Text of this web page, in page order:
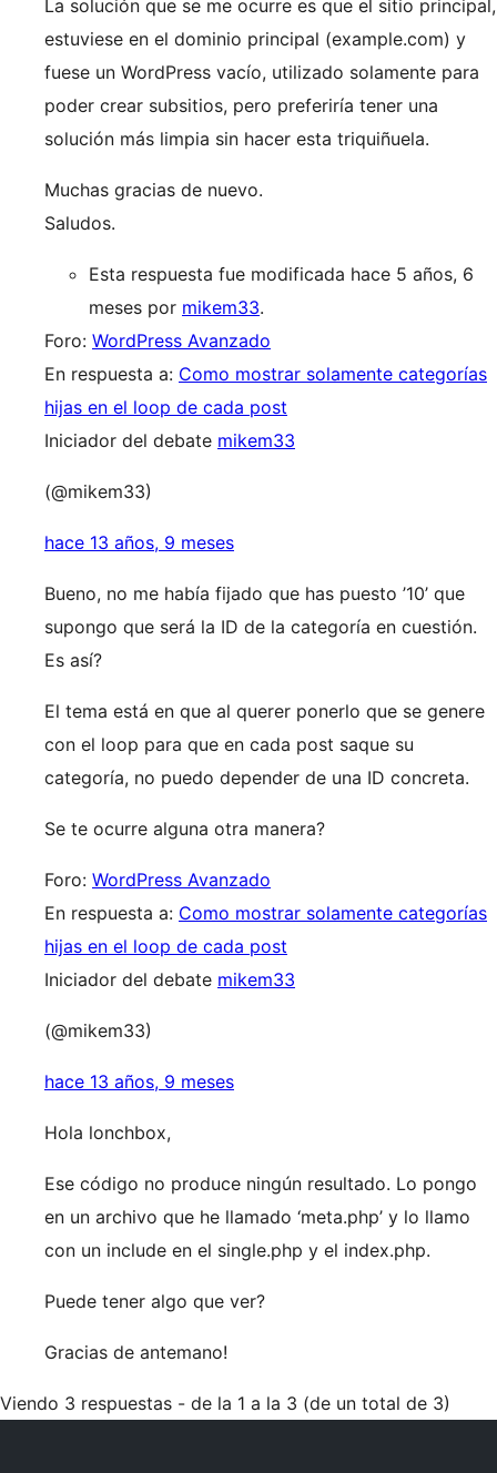
La solución que se me ocurre es que el sitio principal,
estuviese en el dominio principal (example.com) y
fuese un WordPress vacío, utilizado solamente para
poder crear subsitios, pero preferiría tener una
solución más limpia sin hacer esta triquiñuela.
Muchas gracias de nuevo.
Saludos.
Esta respuesta fue modificada hace 5 años, 6
meses por mikem33.
Foro: WordPress Avanzado
En respuesta a: Como mostrar solamente categorías
hijas en el loop de cada post
Iniciador del debate mikem33
(@mikem33)
hace 13 años, 9 meses
Bueno, no me había fijado que has puesto ’10’ que
supongo que será la ID de la categoría en cuestión.
Es así?
El tema está en que al querer ponerlo que se genere
con el loop para que en cada post saque su
categoría, no puedo depender de una ID concreta.
Se te ocurre alguna otra manera?
Foro: WordPress Avanzado
En respuesta a: Como mostrar solamente categorías
hijas en el loop de cada post
Iniciador del debate mikem33
(@mikem33)
hace 13 años, 9 meses
Hola lonchbox,
Ese código no produce ningún resultado. Lo pongo
en un archivo que he llamado ‘meta.php’ y lo llamo
con un include en el single.php y el index.php.
Puede tener algo que ver?
Gracias de antemano!
Viendo 3 respuestas - de la 1 a la 3 (de un total de 3)